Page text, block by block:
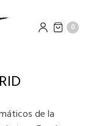
0
de la